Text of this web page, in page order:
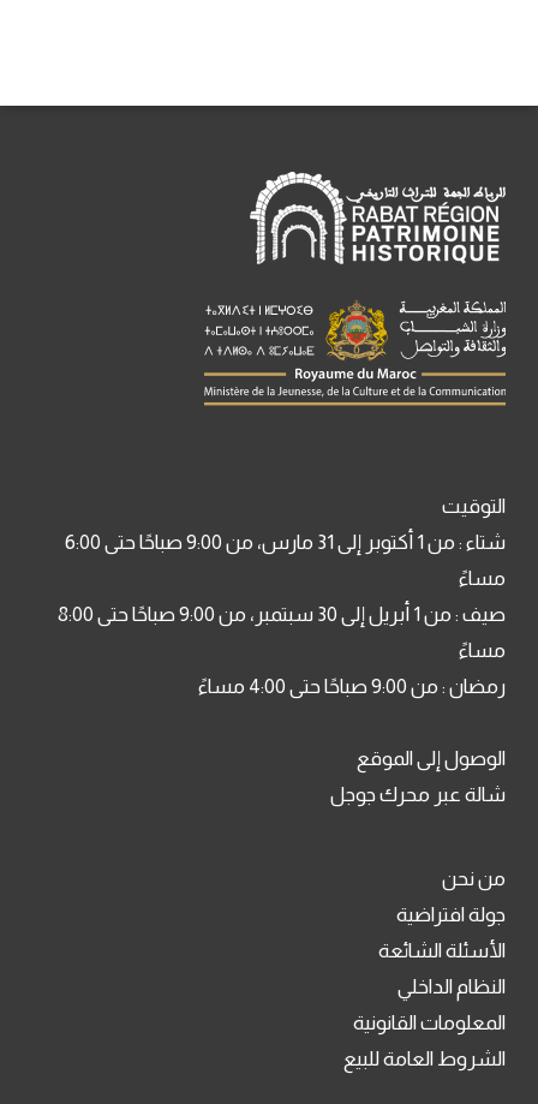
التوقيت
شتاء : من 1 أكتوبر إلى 31 مارس، من 9:00 صباحًا حتى 6:00
مساءً
صيف : من 1 أبريل إلى 30 سبتمبر، من 9:00 صباحًا حتى 8:00
مساءً
رمضان : من 9:00 صباحًا حتى 4:00 مساءً
الوصول إلى الموقع
شالة عبر محرك جوجل
من نحن
جولة افتراضية
الأسئلة الشائعة
النظام الداخلي
المعلومات القانونية
الشروط العامة للبيع